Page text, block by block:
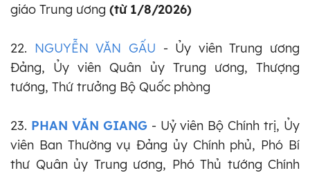
giáo Trung ương (từ 1/8/2026)
22. NGUYỄN VĂN GẤU - Ủy viên Trung ương
Đảng, Ủy viên Quân ủy Trung ương, Thượng
tướng, Thứ trưởng Bộ Quốc phòng
23. PHAN VĂN GIANG- Uỷ viên Bộ Chính trị, Ủy
viên Ban Thường vụ Đảng ủy Chính phủ, Phó Bí
thư Quân ủy Trung ương, Phó Thủ tướng Chính